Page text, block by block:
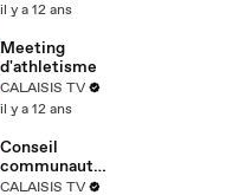
il y a 12 ans
Meeting
d'athletisme
CALAISIS TV
il y a 12 ans
Conseil
communautai
re du 29 avril
CALAISIS TV